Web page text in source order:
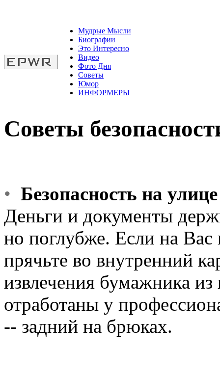
Мудрые Мысли
Биографии
Это Интересно
Видео
Фото Дня
Советы
Юмор
ИНФОРМЕРЫ
Советы
• Безопасность на улице
Деньги и документы
но поглубже. Если на
прячьте во внутренний
извлечения бумажника
отработаны у
-- задний на брюках.